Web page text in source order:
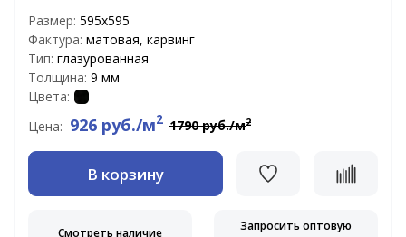
Размер: 595x595
Фактура: матовая, карвинг
Тип: глазурованная
Толщина: 9 мм
Цвета:
Цена: 926 руб./м2 1790 руб./м2
В корзину
Смотреть наличие
Запросить оптовую